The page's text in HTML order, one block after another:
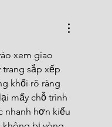
xem giao
sắp xếp
khối rõ ràng
mấy chỗ trình
nhanh hơn kiểu